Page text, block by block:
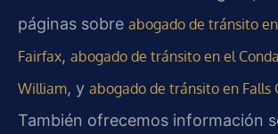
páginas sobre abogado de tránsito
Fairfax, abogado de tránsito en el
William, y abogado de tránsito en Falls
También ofrecemos información